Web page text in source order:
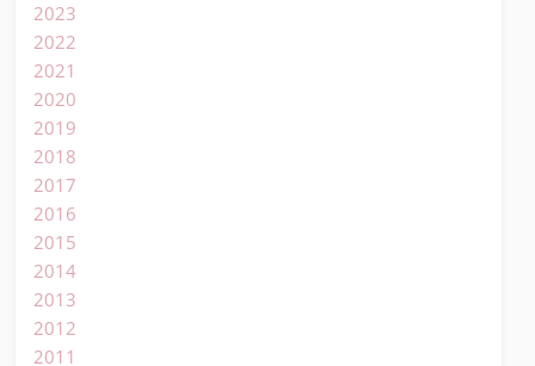
2023
2022
2021
2020
2019
2018
2017
2016
2015
2014
2013
2012
2011